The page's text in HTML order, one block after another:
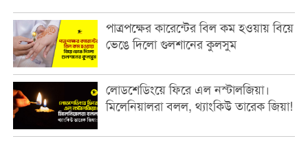
পাত্রপক্ষের কারেন্টের বিল কম হওয়ায় বিয়ে
ভেঙে দিলো গুলশানের কুলসুম
লোডশেডিংয়ে ফিরে এল নস্টালজিয়া।
মিলেনিয়ালরা বলল, থ্যাংকিউ তারেক জিয়া!